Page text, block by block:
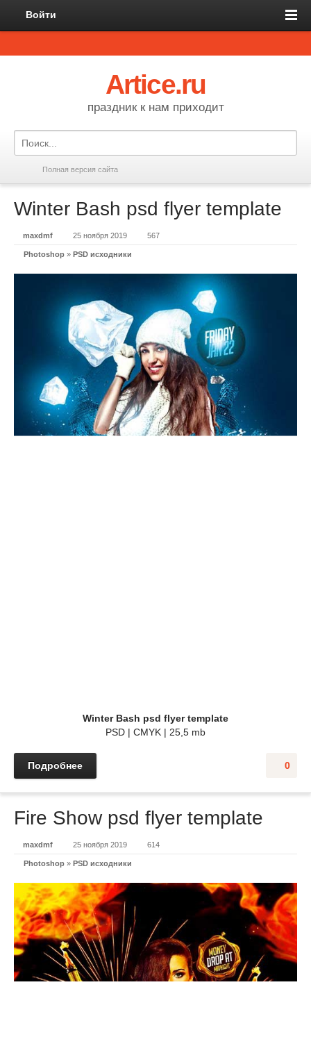
Войти
Artice.ru
праздник к нам приходит
Полная версия сайта
Winter Bash psd flyer template
maxdmf 25 ноября 2019 567
Photoshop » PSD исходники
Winter Bash psd flyer template
PSD | CMYK | 25,5 mb
0
Подробнее
Fire Show psd flyer template
maxdmf 25 ноября 2019 614
Photoshop » PSD исходники